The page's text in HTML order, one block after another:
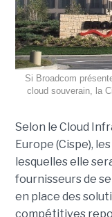
Si Broadcom
cloud souverain, la
Selon le Cloud
Europe (Cispe),
lesquelles elle
fournisseurs de
en place des
compétitives